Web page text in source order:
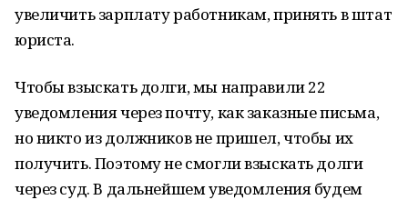
увеличить зарплату работникам, принять в штат
юриста.
Чтобы взыскать долги, мы направили 22
уведомления через почту, как заказные письма,
но никто из должников не пришел, чтобы их
получить. Поэтому не смогли взыскать долги
через суд. В дальнейшем уведомления будем